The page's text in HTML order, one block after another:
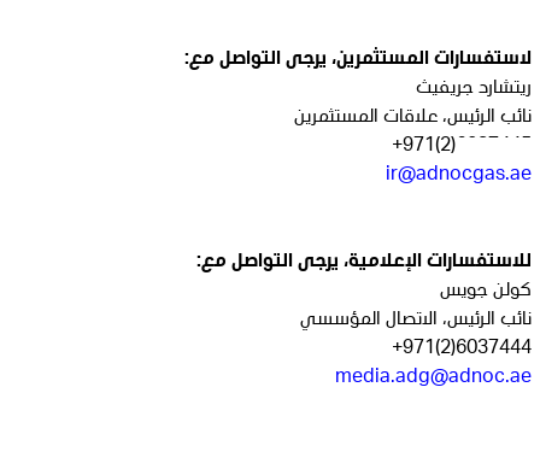
لاستفسارات المستثمرين، يرجى التواصل مع:
ريتشارد جريفيث
نائب الرئيس، علاقات المستثمرين
6037445(2)971+
ir@adnocgas.ae
للاستفسارات الإعلامية، يرجى التواصل مع:
كولن جويس
نائب الرئيس، الاتصال المؤسسي
6037444(2)971+
media.adg@adnoc.ae